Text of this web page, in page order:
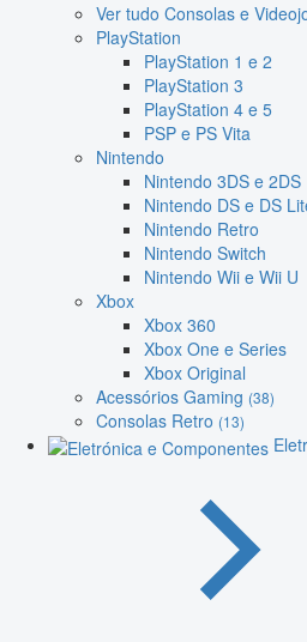
Ver tudo Consolas e
PlayStation
PlayStation 1 e 2
PlayStation 3
PlayStation 4 e 5
PSP e PS Vita
Nintendo
Nintendo 3DS e 2DS
Nintendo DS e DS
Nintendo Retro
Nintendo Switch
Nintendo Wii e Wii U
Xbox
Xbox 360
Xbox One e Series
Xbox Original
Acessórios Gaming (38)
Consolas Retro (13)